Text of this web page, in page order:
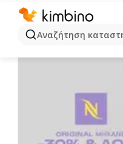
Αναζήτηση